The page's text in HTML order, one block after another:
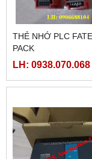
THẺ NHỚ PLC
PACK
LH: 0938.070.068